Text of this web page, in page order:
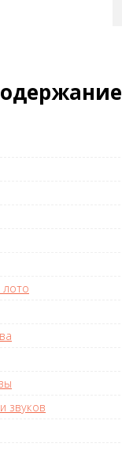
звуков